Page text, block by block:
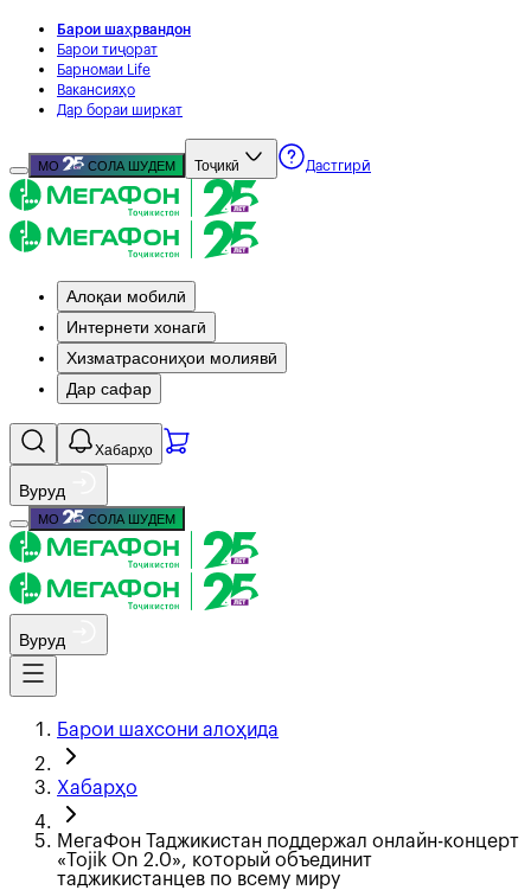
Барои шаҳрвандон
Барои тиҷорат
Барномаи Life
Вакансияҳо
Дар бораи ширкат
МО СОЛА ШУДЕМ Тоҷикӣ Дастгирӣ
Алоқаи мобилӣ
Интернети хонагӣ
Хизматрасониҳои молиявӣ
Дар сафар
Хабарҳо
Вуруд
МО СОЛА ШУДЕМ
Вуруд
Барои шахсони алоҳида
Хабарҳо
МегаФон Таджикистан поддержал онлайн-концерт
«Tojik On 2.0», который объединит
таджикистанцев по всему миру